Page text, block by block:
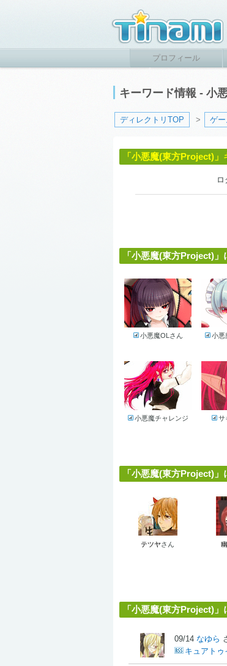
プロフィール
キーワード情報 - 小
ディレクトリTOP > ゲー
「小悪魔(東方Project)
ロ
「小悪魔(東方Project)
小悪魔OLさん 小悪
小悪魔チャレンジ サ
「小悪魔(東方Project)
テツヤさん
「小悪魔(東方Project)
09/14 なゆら
キュアト